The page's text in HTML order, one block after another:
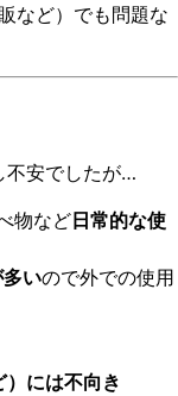
など）でも問題な
不安でしたが…
物など日常的な使
いので外での使用
には不向き